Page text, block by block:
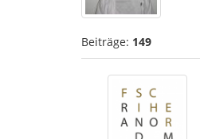
Beiträge: 149